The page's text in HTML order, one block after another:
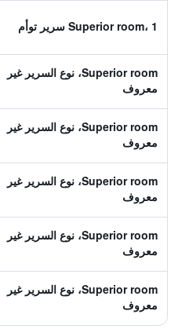
Superior room، 1 سرير توأم
Superior room، نوع السرير غير
معروف
Superior room، نوع السرير غير
معروف
Superior room، نوع السرير غير
معروف
Superior room، نوع السرير غير
معروف
Superior room، نوع السرير غير
معروف